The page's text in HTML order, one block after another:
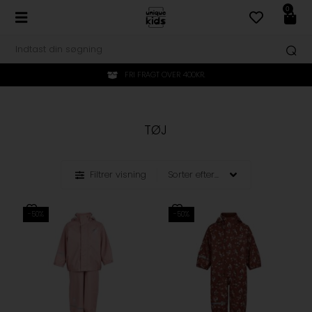
0
FRI FRAGT OVER 400KR.
TØJ
Filtrer visning
-50% -50%